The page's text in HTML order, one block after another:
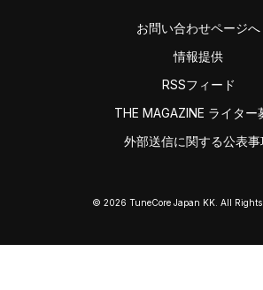
お問い合わせページへ
情報提供
RSSフィード
THE MAGAZINE ライター
外部送信に関する公表事
© 2026 TuneCore Japan KK. All Rights